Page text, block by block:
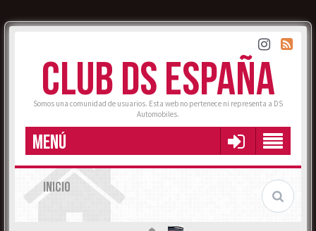
CLUB DS ESPAÑA
Somos una comunidad de usuarios. Esta web no pertenece ni representa a DS
Automobiles.
MENÚ
INICIO